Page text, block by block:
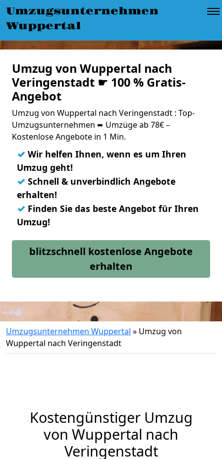
Umzugsunternehmen
Wuppertal
Umzug von Wuppertal nach
Veringenstadt ☛ 100 % Gratis-
Angebot
Umzug von Wuppertal nach Veringenstadt : Top-
Umzugsunternehmen ➨ Umzüge ab 78€ –
Kostenlose Angebote in 1 Min.
✓ Wir helfen Ihnen, wenn es um Ihren
Umzug geht!
✓ Schnell & unverbindlich Angebote
erhalten!
✓ Finden Sie das beste Angebot für Ihren
Umzug!
blitzschnell kostenlose Angebote
erhalten
Umzugsunternehmen Wuppertal » Umzug von
Wuppertal nach Veringenstadt
Kostengünstiger Umzug
von Wuppertal nach
Veringenstadt